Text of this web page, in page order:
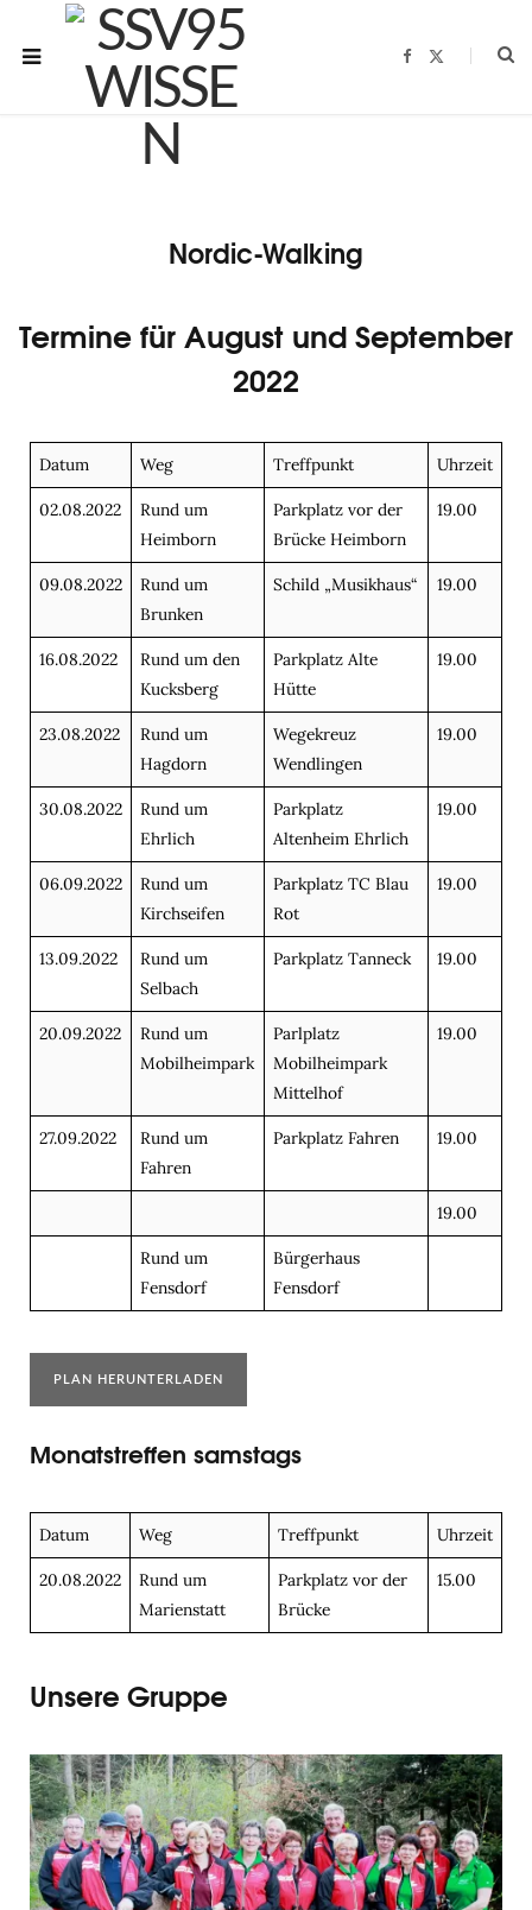
F
Nordic-Walking
Termine für August und September
2022
Datum Weg Treffpunkt Uhrzeit
02.08.2022
Rund um
Heimborn
Parkplatz vor der
Brücke Heimborn
19.00
09.08.2022
Rund um
Brunken
Schild „Musikhaus“ 19.00
16.08.2022
Rund um den
Kucksberg
Parkplatz Alte
Hütte
19.00
23.08.2022
Rund um
Hagdorn
Wegekreuz
Wendlingen
19.00
30.08.2022
Rund um
Ehrlich
Parkplatz
Altenheim Ehrlich
19.00
06.09.2022
Rund um
Kirchseifen
Parkplatz TC Blau
Rot
19.00
13.09.2022
Rund um
Selbach
Parkplatz Tanneck 19.00
20.09.2022
Rund um
Mobilheimpark
Parlplatz
Mobilheimpark
Mittelhof
19.00
27.09.2022
Rund um
Fahren
Parkplatz Fahren 19.00
19.00
Rund um
Fensdorf
Bürgerhaus
Fensdorf
PLAN HERUNTERLADEN
Monatstreffen samstags
Datum Weg Treffpunkt Uhrzeit
20.08.2022
Rund um
Marienstatt
Parkplatz vor der
Brücke
15.00
Unsere Gruppe